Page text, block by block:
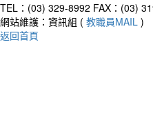
TEL：(03) 329-8992 FAX：(03)
網站維護：資訊組 ( 教職員MAIL )
返回首頁